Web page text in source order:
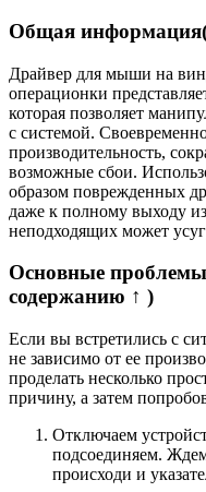
Общая информация
Драйвер для мыши на
операционки
которая позволяет
с системой.
производительность,
возможные сбои.
образом поврежденных
даже к полному выходу
неподходящих может
Основные
содержанию ↑ )
Если вы встретились с
не зависимо от ее
проделать несколько
причину, а затем
Отключаем
подсоединяем.
происходи и